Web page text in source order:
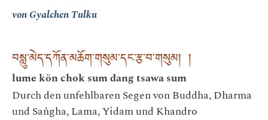
von Gyalchen Tulku
བསླུ་མེད་དཀོན་མཆོག་གསུམ་དང་རྩ་བ་གསུམ། །
lume kön chok sum dang tsawa sum
Durch den unfehlbaren Segen von Buddha, Dharma
und Saṅgha, Lama, Yidam und Khandro